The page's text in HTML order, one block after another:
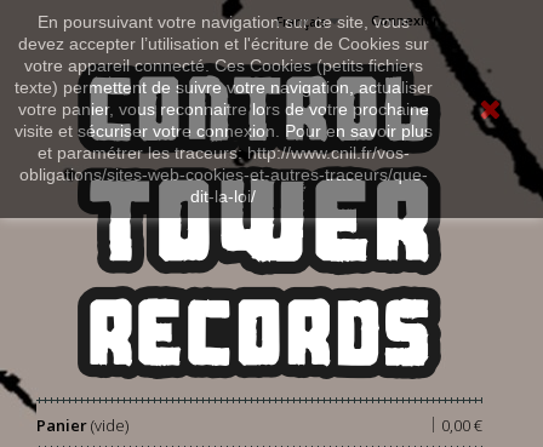
En poursuivant votre navigation sur ce site, vous
devez accepter l’utilisation et l'écriture de Cookies sur
votre appareil connecté. Ces Cookies (petits fichiers
texte) permettent de suivre votre navigation, actualiser
votre panier, vous reconnaitre lors de votre prochaine
visite et sécuriser votre connexion. Pour en savoir plus
et paramétrer les traceurs: http://www.cnil.fr/vos-
obligations/sites-web-cookies-et-autres-traceurs/que-
dit-la-loi/
Connexion
Français
Panier 0,00 €
|
(vide)